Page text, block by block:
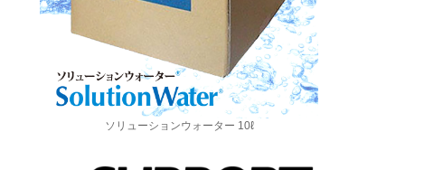
ソリューションウォーター 10ℓ